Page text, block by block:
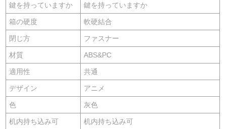
鍵を持っていますか 鍵を持っていますか
箱の硬度 軟硬結合
閉じ方 ファスナー
材質 ABS&PC
適用性 共通
デザイン アニメ
色 灰色
机内持ち込み可 机内持ち込み可